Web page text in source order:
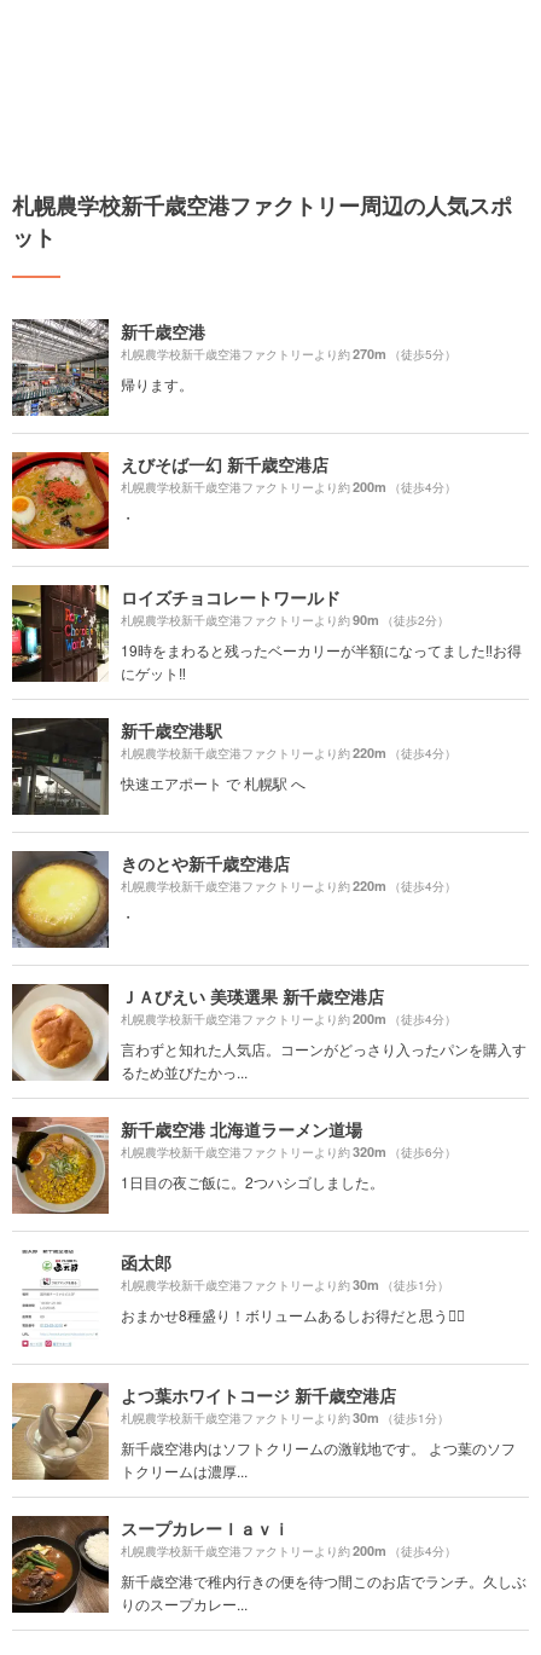
札幌農学校新千歳空港ファクトリー周辺の人気スポ
ット
新千歳空港
札幌農学校新千歳空港ファクトリーより約270m （徒歩5分）
帰ります。
えびそば一幻 新千歳空港店
札幌農学校新千歳空港ファクトリーより約200m （徒歩4分）
・
ロイズチョコレートワールド
札幌農学校新千歳空港ファクトリーより約90m （徒歩2分）
19時をまわると残ったベーカリーが半額になってました‼️お得
にゲット‼️
新千歳空港駅
札幌農学校新千歳空港ファクトリーより約220m （徒歩4分）
快速エアポート で 札幌駅 へ
きのとや新千歳空港店
札幌農学校新千歳空港ファクトリーより約220m （徒歩4分）
・
ＪＡびえい 美瑛選果 新千歳空港店
札幌農学校新千歳空港ファクトリーより約200m （徒歩4分）
言わずと知れた人気店。コーンがどっさり入ったパンを購入す
るため並びたかっ...
新千歳空港 北海道ラーメン道場
札幌農学校新千歳空港ファクトリーより約320m （徒歩6分）
1日目の夜ご飯に。2つハシゴしました。
函太郎
札幌農学校新千歳空港ファクトリーより約30m （徒歩1分）
おまかせ8種盛り！ボリュームあるしお得だと思う✌🏻
よつ葉ホワイトコージ 新千歳空港店
札幌農学校新千歳空港ファクトリーより約30m （徒歩1分）
新千歳空港内はソフトクリームの激戦地です。 よつ葉のソフ
トクリームは濃厚...
スープカレーｌａｖｉ
札幌農学校新千歳空港ファクトリーより約200m （徒歩4分）
新千歳空港で稚内行きの便を待つ間このお店でランチ。久しぶ
りのスープカレー...